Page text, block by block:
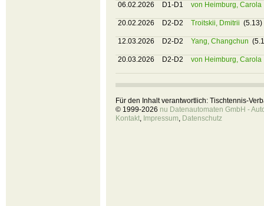
06.02.2026 D1-D1 von Heimburg, Carola
20.02.2026 D2-D2 Troitskii, Dmitrii (5.13)
12.03.2026 D2-D2 Yang, Changchun
20.03.2026 D2-D2 von Heimburg, Carola
Für den Inhalt verantwortlich: Tischtennis-
© 1999-2026 nu Datenautomaten GmbH -
Kontakt, Impressum, Datenschutz